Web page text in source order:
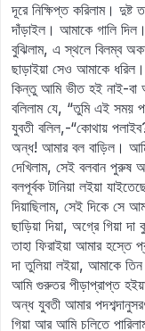
দূরে নিক্ষিপ্ত করিলাম। দুষ্ট
দাঁড়াইল। আমাকে গালি
বুঝিলাম, এ স্থলে বিলম্ব
ছাড়াইয়া সেও আমাকে
কিন্তু আমি ভীত হই নাই-বা
বলিলাম যে, “তুমি এই সময়
যুবতী বলিল,-“কোথায়
অন্ধ! আমার বল বাড়িল।
দেখিলাম, সেই বলবান পুরুষ
বলপূর্বক টানিয়া লইয়া
দিয়াছিলাম, সেই দিকে সে
ছাড়িয়া দিয়া, অগ্রে গিয়া
তাহা ফিরাইয়া আমার হস্তে
দা তুলিয়া লইয়া, আমাকে
আমি গুরুতর পীড়াপ্রাপ্ত
অন্ধ যুবতী আমার
গিয়া আর আমি চলিতে